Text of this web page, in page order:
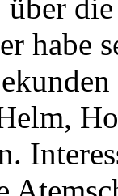
über
habe